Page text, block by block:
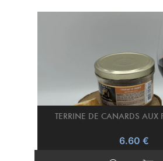
TERRINE DE CANARDS AUX
6.60 €